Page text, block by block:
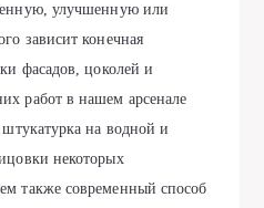
улучшенную или
зависит конечная
фасадов, цоколей и
работ в нашем арсенале
штукатурка на водной и
некоторых
также современный способ